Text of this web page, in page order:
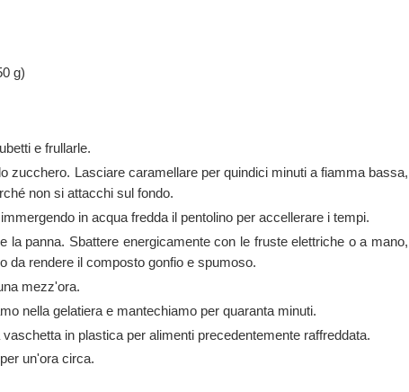
g)
e frullarle.
zucchero. Lasciare caramellare per quindici minuti a fiamma bassa,
non si attacchi sul fondo.
in acqua fredda il pentolino per accellerare i tempi.
la panna. Sbattere energicamente con le fruste elettriche o a mano,
da rendere il composto gonfio e spumoso.
mezz'ora.
nella gelatiera e mantechiamo per quaranta minuti.
vaschetta in plastica per alimenti precedentemente raffreddata.
un'ora circa.